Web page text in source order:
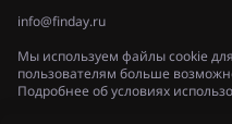
info@finday.ru
Мы используем файлы cookie
пользователям больше
Подробнее об условиях